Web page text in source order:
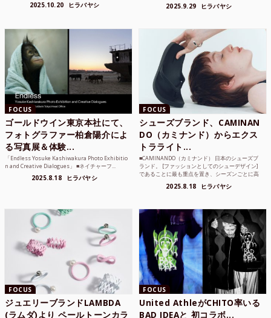
2025.10.20 ヒラバヤシ 2025.9.29 ヒラバヤシ
FOCUS
ゴールドウイン東京本社にて、
フォトグラファー柏倉陽介によ
る写真展＆体験...
「Endless Yosuke Kashiwakura Photo Exhibitio
n and Creative Dialogues」 ■ネイチャーフ...
2025.8.18 ヒラバヤシ
FOCUS
シューズブランド、CAMINAN
DO（カミナンド）からエクス
トラライト...
■CAMINANDO（カミナンド） 日本のシューズブ
ランド。 [ファッションとしてのシューデザイン]
であることに最も重点を置き、シーズンごとに高
2025.8.18 ヒラバヤシ
FOCUS
ジュエリーブランドLAMBDA
(ラムダ)より ペールトーンカラ
FOCUS
United AthleがCHITO率いる
BAD IDEAと 初コラボ...